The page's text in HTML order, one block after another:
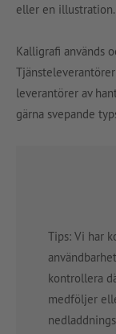
eller en illustration.
Kalligrafi används
leverantörer av
gärna svepande
Tips: Vi har
kontrollera
medföljer